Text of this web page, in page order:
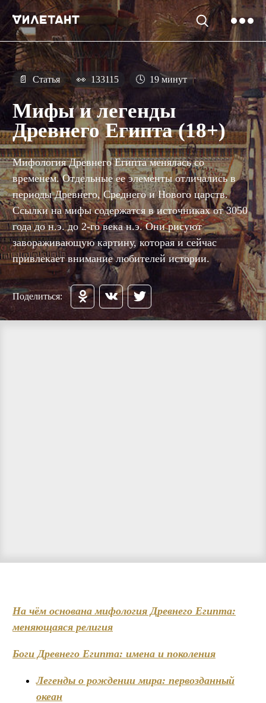
📄 Статья 👀 133115 🕓 19 минут
Мифы и легенды
Древнего Египта (18+)
Мифология Древнего Египта менялась со
временем. Отдельные ее элементы отличались в
периоды Древнего, Среднего и Нового царств.
Ссылки на мифы содержатся в источниках от 3050
года до н.э. до 2-го века н.э. Они рисуют
завораживающую картину, которая и сейчас
привлекает внимание любителей истории.
Поделиться:
На чём основана мифология Древнего Египта:
меняющаяся религия
Боги Древнего Египта: имена и поколения
Легенды о рождении мира: первозданный
океан